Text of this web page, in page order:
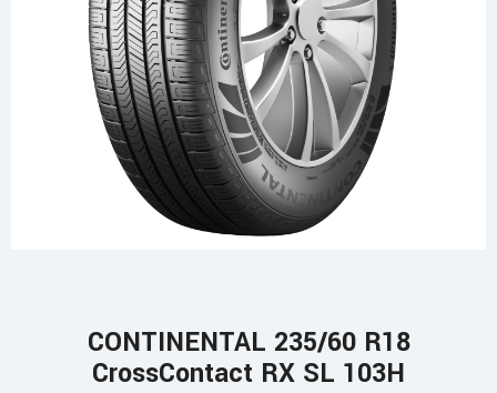
CONTINENTAL 235/60 R18
CrossContact RX SL 103H